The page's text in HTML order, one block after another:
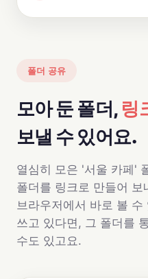
폴더 공유
모아 둔 폴더, 링
보낼 수 있어요.
열심히 모은 '서울 카페'
폴더를 링크로 만들어 보
브라우저에서 바로 볼
쓰고 있다면, 그 폴더를
수도 있고요.